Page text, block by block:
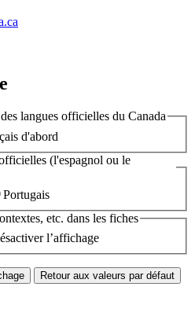
langues officielles du Canada
d'abord
(l'espagnol ou le
Portugais
etc. dans les fiches
l’affichage